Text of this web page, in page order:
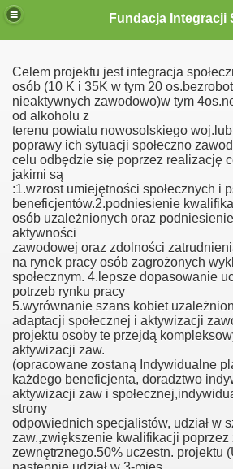
Celem projektu jest integracja
osób (10 K i 35K w tym 20
nieaktywnych zawodowo)w tym
od alkoholu z
terenu powiatu nowosolskiego
poprawy ich sytuacji społeczno
celu odbędzie się poprzez realizację
jakimi są
:1.wzrost umiejętności społecznych i
beneficjentów.2.podniesienie
osób uzależnionych oraz
aktywności
zawodowej oraz zdolności
na rynek pracy osób zagrożonych
społecznym. 4.lepsze dopasowanie
potrzeb rynku pracy
5.wyrównanie szans kobiet
adaptacji społecznej i aktywizacji
projektu osoby te przejdą
aktywizacji zaw.
(opracowane zostaną Indywidualne
każdego beneficjenta, doradztwo
aktywizacji zaw i
strony
odpowiednich specjalistów, udział w
zaw.,zwiększenie kwalifikacji poprzez
zewnętrznego.50% uczestn. projektu
zaczynamy razem"
-wieś aktywna"
dla samozatrudnienia"